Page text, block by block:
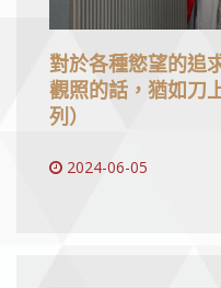
對於各種慾望的追
觀照的話，猶如刀
列）
2024-06-05